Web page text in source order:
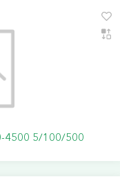
4500 5/100/500